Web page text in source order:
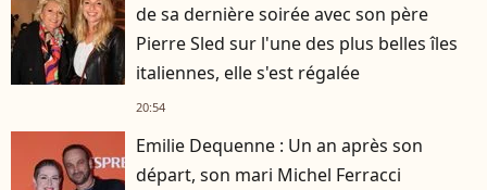
de sa dernière soirée avec son père
Pierre Sled sur l'une des plus belles îles
italiennes, elle s'est régalée
20:54
Emilie Dequenne : Un an après son
départ, son mari Michel Ferracci